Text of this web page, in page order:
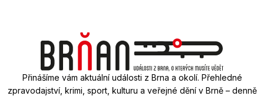
Přinášíme vám aktuální události z Brna a okolí. Přehledné
zpravodajství, krimi, sport, kulturu a veřejné dění v Brně – denně